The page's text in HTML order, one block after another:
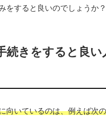
をすると良いのでしょうか？
続きをすると良
向いているのは、例えば次